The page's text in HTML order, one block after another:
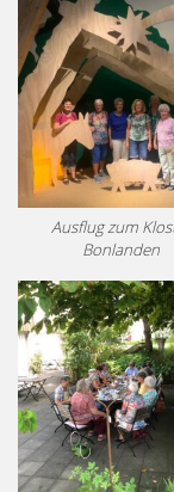
Ausflug zum
Bonlanden